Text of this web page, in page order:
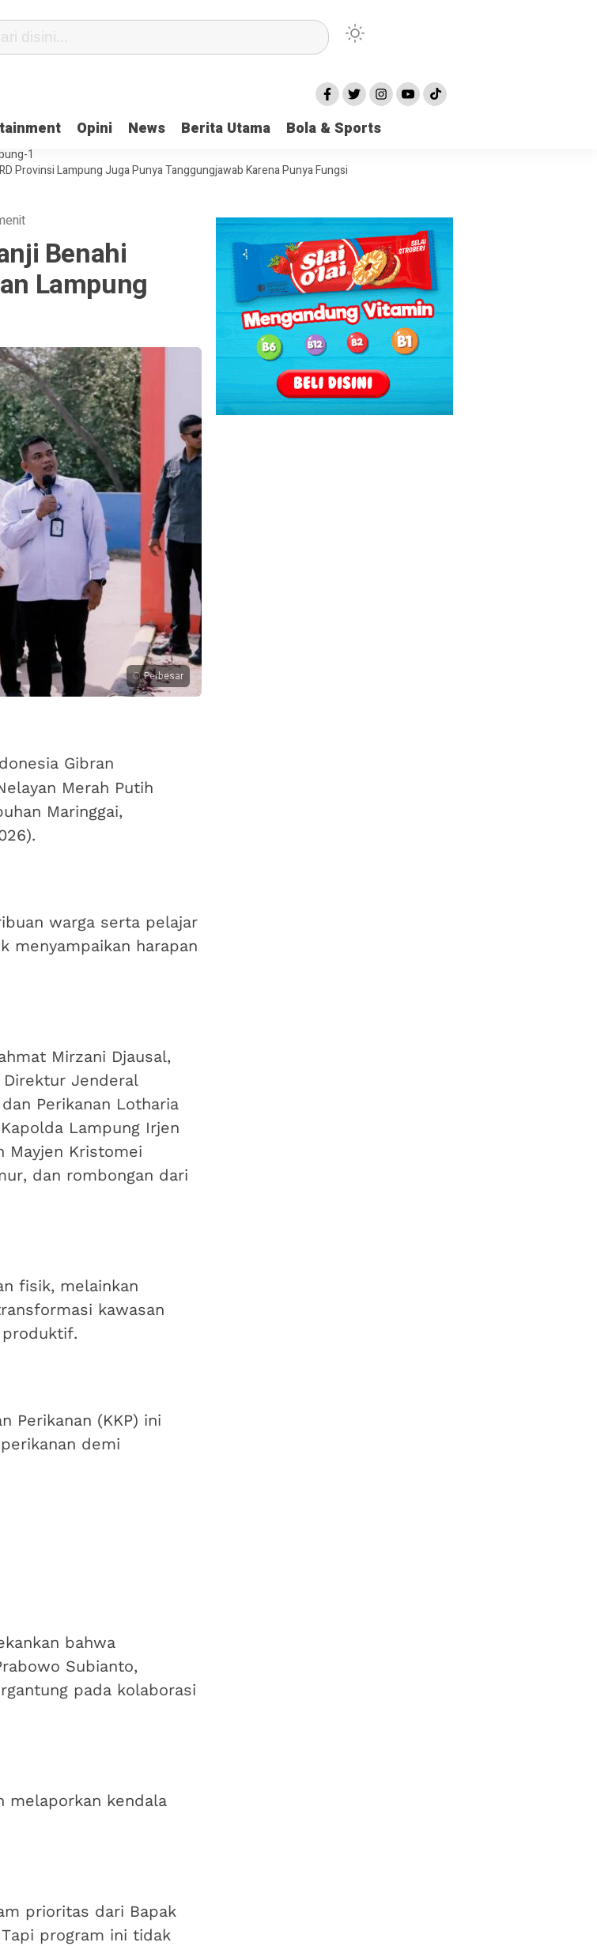
Opini News Berita Utama Bola & Sports
Tak Ada Surat yang Bertentangan Soal Status Lahan
Perkuat Tata Kelola Kearsipan, Waskita Karya Gandeng Lembaga ANRI
1
Provinsi Lampung Juga Punya Tanggungjawab Karena Punya Fungsi
Benahi
Lampung
Perbesar
Gibran
Merah Putih
Maringgai,
warga serta pelajar
menyampaikan harapan
Mirzani Djausal,
Direktur Jenderal
Perikanan Lotharia
Lampung Irjen
Mayjen Kristomei
dan rombongan dari
fisik, melainkan
kawasan
Perikanan (KKP) ini
demi
bahwa
Subianto,
pada kolaborasi
melaporkan kendala
prioritas dari Bapak
program ini tidak